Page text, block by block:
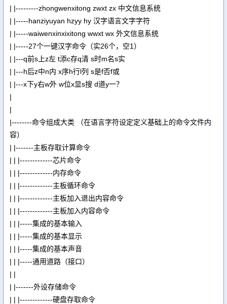
| |---------zhongwenxitong zwxt zx 中文信息系统
| |-----hanziyuyan hzyy hy 汉字语言文字字符
| |-----waiwenxinxixitong wwxt wx 外文信息系统
| |-----27个一键汉字命令（实26个，空1）
| |---q前s上z左 t添c存q清 s时m名s实
| |---h后z中n内 x序h行l列 s是f否f或
| |---x下y右w外 w位x显s搜 d道y一？
|
|
|--------命令组成大类 （在语言字符设定定义基础上的命令文件内
容）
| |-------主板存取计算命令
| | |-------------芯片命令
| | |-------------内存命令
| | |-------------主板循环命令
| | |-------------主板加入退出内容命令
| | |-------------主板加入内容命令
| | |-----集成的基本输入
| | |-----集成的基本显示
| | |-----集成的基本声音
| | |-----通用道路（接口）
| |
| |-------外设存储命令
| | |-------------硬盘存取命令